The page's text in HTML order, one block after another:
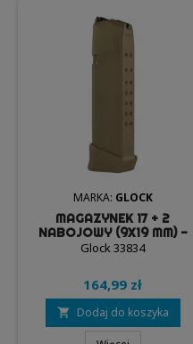
MARKA: GLOCK
MAGAZYNEK 17 + 2
NABOJOWY (9X19 MM) -
GLOCK 19X (33834)
Glock 33834
164,99 zł
 Dodaj do koszyka